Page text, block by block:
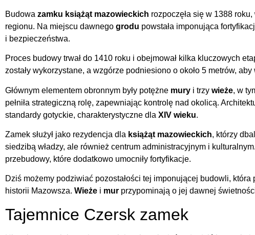
Budowa zamku książąt mazowieckich rozpoczęła się w 1388
regionu. Na miejscu dawnego grodu powstała imponująca
i bezpieczeństwa.
Proces budowy trwał do 1410 roku i obejmował kilka kluczowych
zostały wykorzystane, a wzgórze podniesiono o około 5 metrów,
Głównym elementem obronnym były potężne mury i trzy wieże, w
pełniła strategiczną rolę, zapewniając kontrolę nad okolicą.
standardy gotyckie, charakterystyczne dla XIV wieku.
Zamek służył jako rezydencja dla książąt mazowieckich, którzy
siedzibą władzy, ale również centrum administracyjnym i
przebudowy, które dodatkowo umocniły fortyfikacje.
Dziś możemy podziwiać pozostałości tej imponującej budowli, która
historii Mazowsza. Wieże i mur przypominają o jej dawnej
Tajemnice Czersk zamek